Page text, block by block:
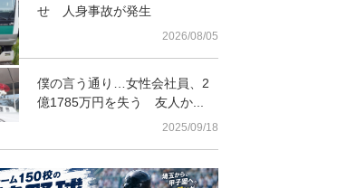
せ 人身事故が発生
2026/08/05
僕の言う通り…女性会社員、2
億1785万円を失う 友人か...
2025/09/18